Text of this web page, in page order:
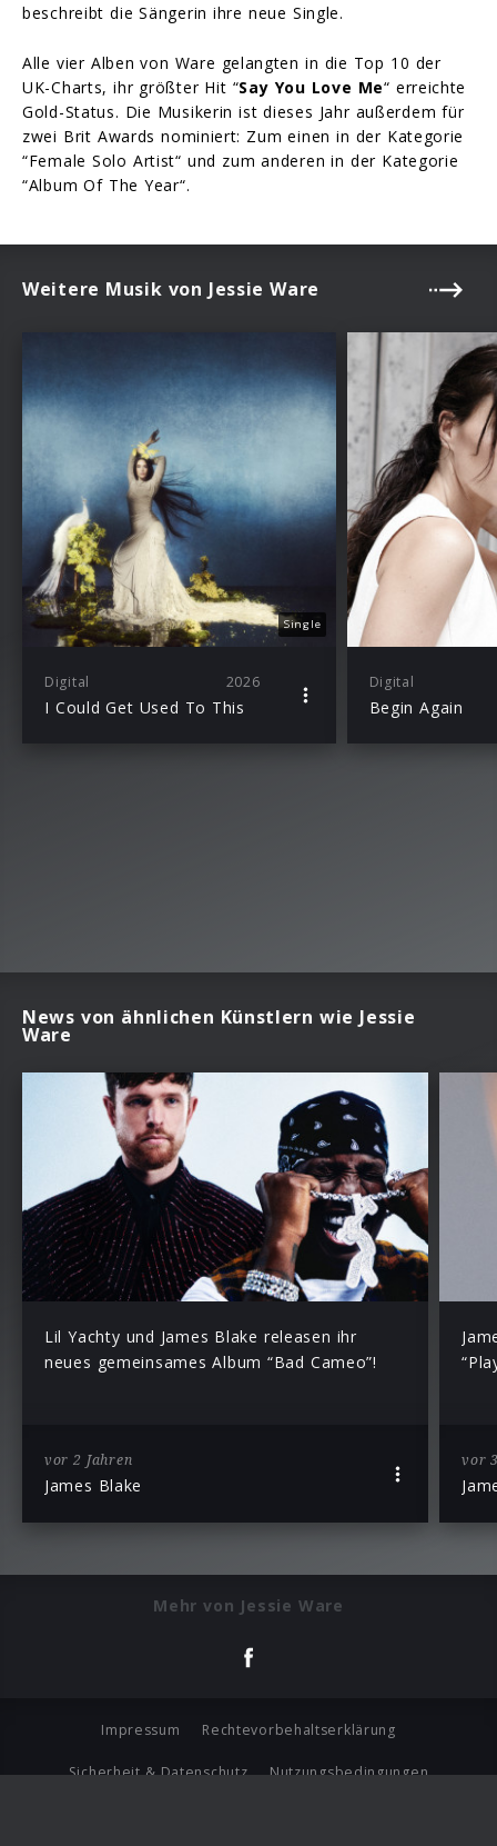
beschreibt die Sängerin ihre neue Single.
Alle vier Alben von Ware gelangten in die Top 10 der
UK-Charts, ihr größter Hit “Say You Love Me“ erreichte
Gold-Status. Die Musikerin ist dieses Jahr außerdem für
zwei Brit Awards nominiert: Zum einen in der Kategorie
“Female Solo Artist“ und zum anderen in der Kategorie
“Album Of The Year“.
Weitere Musik von Jessie Ware
Single
Digital 2026
I Could Get Used To This
Digital
Begin Again
News von ähnlichen Künstlern wie Jessie
Ware
Lil Yachty und James Blake releasen ihr
neues gemeinsames Album “Bad Cameo”!
vor 2 Jahren
James Blake
vor
Mehr von Jessie Ware
Impressum Rechtevorbehaltserklärung
Sicherheit & Datenschutz Nutzungsbedingungen